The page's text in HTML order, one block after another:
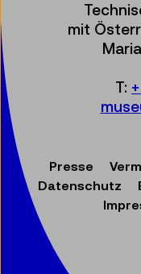
mit
T:
Presse
Datenschutz